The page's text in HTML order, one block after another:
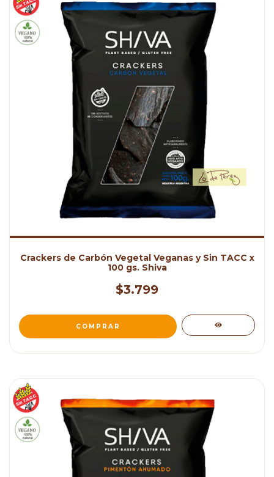
Crackers de Carbón Vegetal Veganas y Sin TACC x
100 gs. Shiva
$3.799